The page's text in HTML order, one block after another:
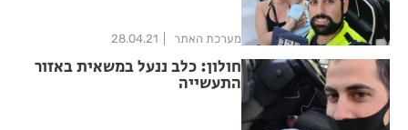
מערכת האתר 28.04.21
חולון: כלב ננעל במשאית באזור
התעשייה